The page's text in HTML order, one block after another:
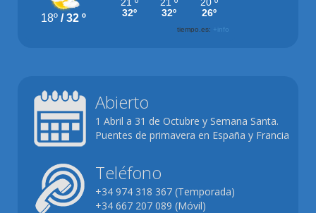
Abierto
1 Abril a 31 de Octubre y Semana Santa.
Puentes de primavera en España y Francia
Teléfono
+34 974 318 367 (Temporada)
+34 667 207 089 (Móvil)